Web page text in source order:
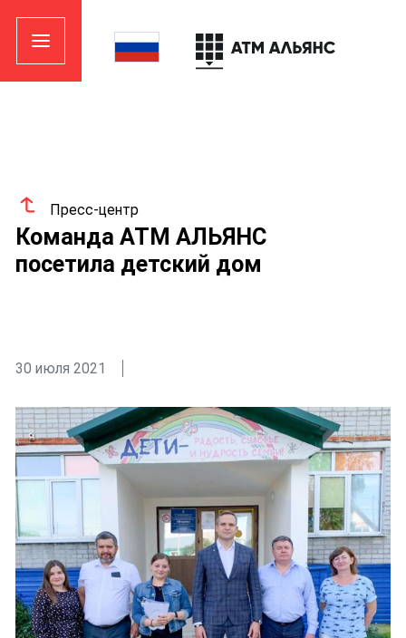
Пресс-центр
Команда АТМ АЛЬЯНС
посетила детский дом
30 июля 2021